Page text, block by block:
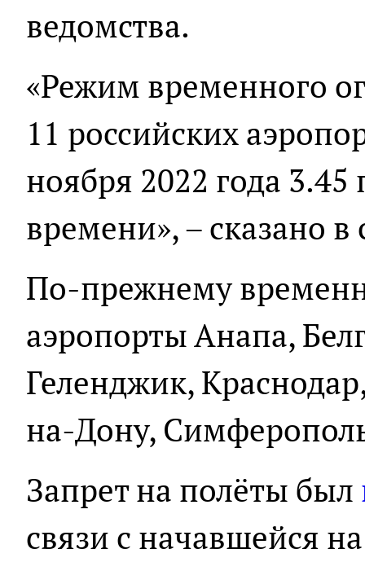
ведомства.
«Режим временного
11 российских
ноября 2022 года
времени», – сказано
По-прежнему
аэропорты Анапа,
Геленджик,
на-Дону,
Запрет на полёты был
связи с начавшейся